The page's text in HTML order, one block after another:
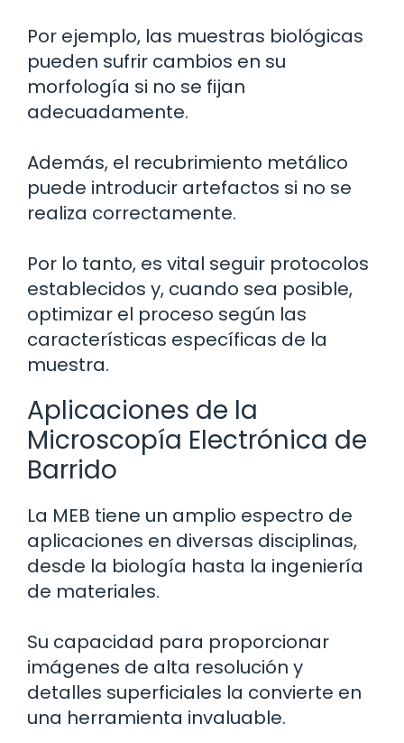
Por ejemplo, las muestras biológicas
pueden sufrir cambios en su
morfología si no se fijan
adecuadamente.
Además, el recubrimiento metálico
puede introducir artefactos si no se
realiza correctamente.
Por lo tanto, es vital seguir protocolos
establecidos y, cuando sea posible,
optimizar el proceso según las
características específicas de la
muestra.
Aplicaciones de la
Microscopía Electrónica de
Barrido
La MEB tiene un amplio espectro de
aplicaciones en diversas disciplinas,
desde la biología hasta la ingeniería
de materiales.
Su capacidad para proporcionar
imágenes de alta resolución y
detalles superficiales la convierte en
una herramienta invaluable.